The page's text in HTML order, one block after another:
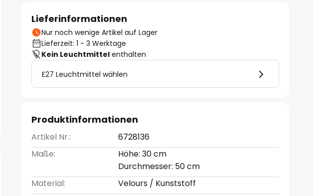
Lieferinformationen
Nur noch wenige Artikel auf Lager
Lieferzeit: 1 - 3 Werktage
Kein Leuchtmittel enthalten
E27 Leuchtmittel wählen
Produktinformationen
Artikel Nr.:
6728136
Maße:
Höhe: 30 cm
Durchmesser: 50 cm
Material:
Velours / Kunststoff